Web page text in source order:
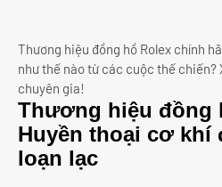
Thương hiệu đồng hồ Rolex chính
như thế nào từ các cuộc thế
chuyên gia!
Thương hiệu đồng
Huyền thoại cơ khí
loạn lạc